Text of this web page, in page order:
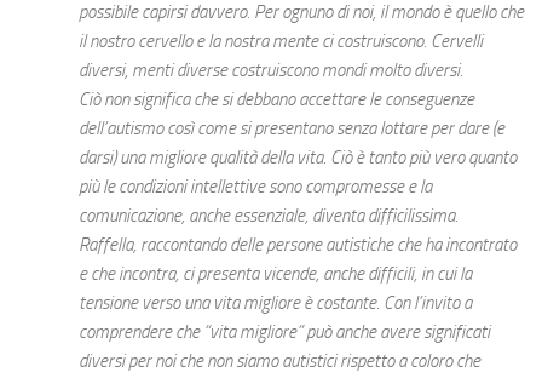
possibile capirsi davvero. Per ognuno di noi, il mondo è quello che
il nostro cervello e la nostra mente ci costruiscono. Cervelli
diversi, menti diverse costruiscono mondi molto diversi.
Ciò non significa che si debbano accettare le conseguenze
dell’autismo così come si presentano senza lottare per dare (e
darsi) una migliore qualità della vita. Ciò è tanto più vero quanto
più le condizioni intellettive sono compromesse e la
comunicazione, anche essenziale, diventa difficilissima.
Raffella, raccontando delle persone autistiche che ha incontrato
e che incontra, ci presenta vicende, anche difficili, in cui la
tensione verso una vita migliore è costante. Con l’invito a
comprendere che “vita migliore” può anche avere significati
diversi per noi che non siamo autistici rispetto a coloro che